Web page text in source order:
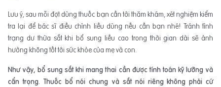
Lưu ý, sau mỗi đợt dùng thuốc bạn cần tới thăm khám, xét nghiệm kiểm
tra lại để bác sĩ điều chỉnh liều dùng nếu cần bạn nhé! Tránh tình
trạng dư thừa sắt khi bổ sung liều cao trong thời gian dài sẽ ảnh
hưởng không tốt tới sức khỏe của mẹ và con.
Như vậy, bổ sung sắt khi mang thai cần được tính toán kỹ lưỡng và
cẩn trọng. Thuốc bổ nói chung và sắt nói riêng không phải cứ